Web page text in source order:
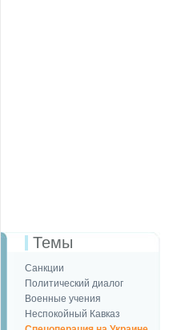
Темы
Санкции
Политический диалог
Военные учения
Неспокойный Кавказ